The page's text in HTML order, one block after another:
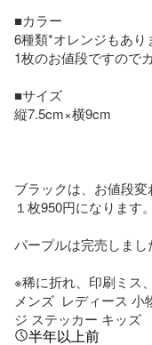
■カラー
6種類*オレンジもあり
1枚のお値段ですので
■サイズ
縦7.5cm×横9cm
ブラックは、お値段変
１枚950円になります。
パープルは完売しまし
※稀に折れ、印刷ミス
メンズ  レディース
ジ ステッカー キッズ
半年以上前